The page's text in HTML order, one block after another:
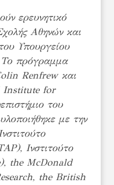
ερευνητικό
Αθηνών και
Υπουργείου
Το πρόγραμμα
Renfrew και
for
του
υλοποιήθηκε με την
Ινστιτούτο
the McDonald
the British